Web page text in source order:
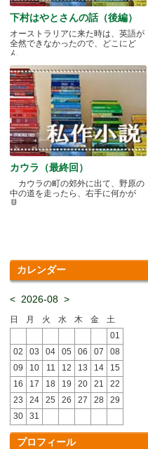
下村はやとさんの話（後編）
オーストラリアに来た時は、英語が
全然できなかったので、どこにど
ん.....
カウラ（最終回）
カウラの町の郊外に出て、野原の
中の道を走ったら、右手に何かが
見.....
カレンダー
< 2026-08 >
日 月 火 水 木 金
土
01
02
03 04 05 06 07
08
09
10 11 12 13 14
15
16
17 18 19 20 21
22
23
24 25 26 27 28
29
30
31
プロフィール